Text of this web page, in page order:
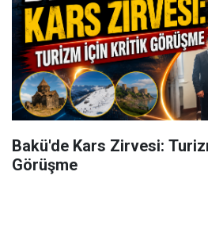
Bakü'de Kars Zirvesi:
Görüşme